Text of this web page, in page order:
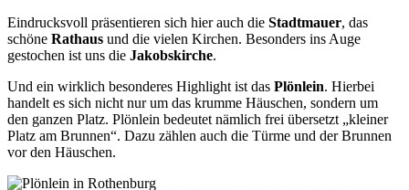
Eindrucksvoll präsentieren sich hier auch die Stadtmauer, das
schöne Rathaus und die vielen Kirchen. Besonders ins Auge
gestochen ist uns die Jakobskirche.
Und ein wirklich besonderes Highlight ist das Plönlein. Hierbei
handelt es sich nicht nur um das krumme Häuschen, sondern um
den ganzen Platz. Plönlein bedeutet nämlich frei übersetzt „kleiner
Platz am Brunnen“. Dazu zählen auch die Türme und der Brunnen
vor den Häuschen.